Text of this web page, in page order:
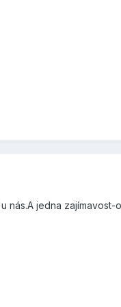
nás.A jedna zajímavost-